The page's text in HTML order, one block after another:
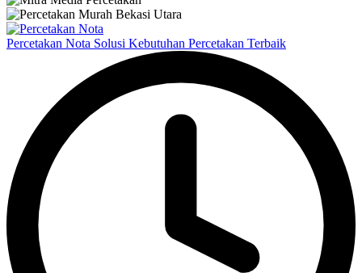
Percetakan Nota Solusi Kebutuhan Percetakan Terbaik